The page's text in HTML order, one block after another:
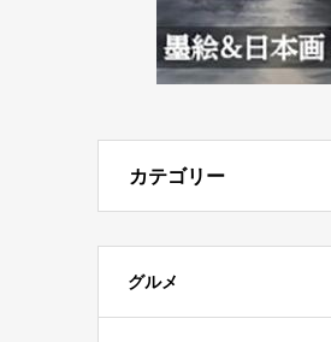
カテゴリー
グルメ